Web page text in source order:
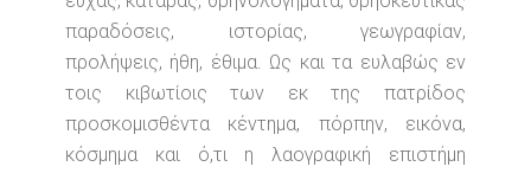
παραδόσεις, ιστορίας, γεωγραφίαν,
προλήψεις, ήθη, έθιμα. Ως και τα ευλαβώς εν
τοις κιβωτίοις των εκ της πατρίδος
προσκομισθέντα κέντημα, πόρπην, εικόνα,
κόσμημα και ό,τι η λαογραφική επιστήμη